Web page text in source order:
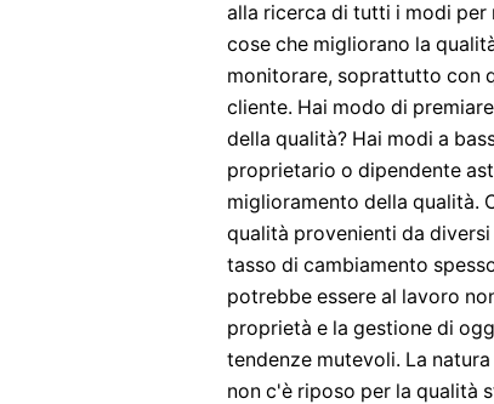
alla ricerca di tutti i modi per
cose che migliorano la
monitorare, soprattutto con
cliente. Hai modo di
della qualità? Hai modi a
proprietario o dipendente
miglioramento della qualità.
qualità provenienti da
tasso di cambiamento
potrebbe essere al lavoro
proprietà e la gestione di
tendenze mutevoli. La
non c'è riposo per la qualità